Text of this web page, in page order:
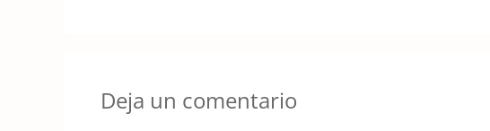
Deja un comentario